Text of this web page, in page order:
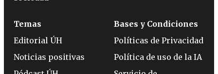
Temas
Editorial ÚH
Noticias positivas
Bases y Condiciones
Políticas de Privacidad
Política de uso de la IA